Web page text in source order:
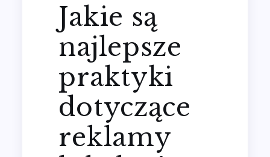
Jakie są
najlepsze
praktyki
dotyczące
reklamy